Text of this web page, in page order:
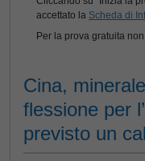
accettato la Scheda di
Per la prova gratuita
Cina,
flessione per
previsto un